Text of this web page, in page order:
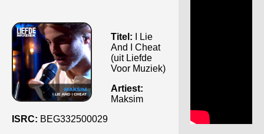
Titel: I Lie
And I Cheat
(uit Liefde
Voor Muziek)
Artiest:
Maksim
ISRC: BEG332500029